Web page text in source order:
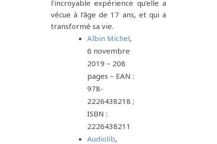
l’incroyable expérience qu’elle a
vécue à l’âge de 17 ans, et qui a
transformé sa vie.
Albin Michel,
6 novembre
2019 – 208
pages – EAN :
978-
2226438218 ;
ISBN :
2226438211
Audiolib,